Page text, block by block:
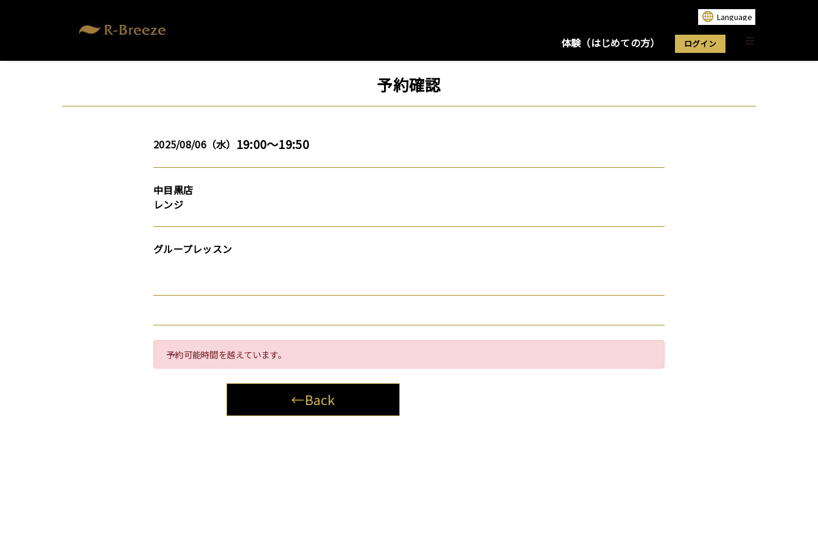
体験（はじめての方） ログイン
予約確認
2025/08/06（水） 19:00～19:50
中目黒店
レンジ
グループレッスン
予約可能時間を越えています。
←Back